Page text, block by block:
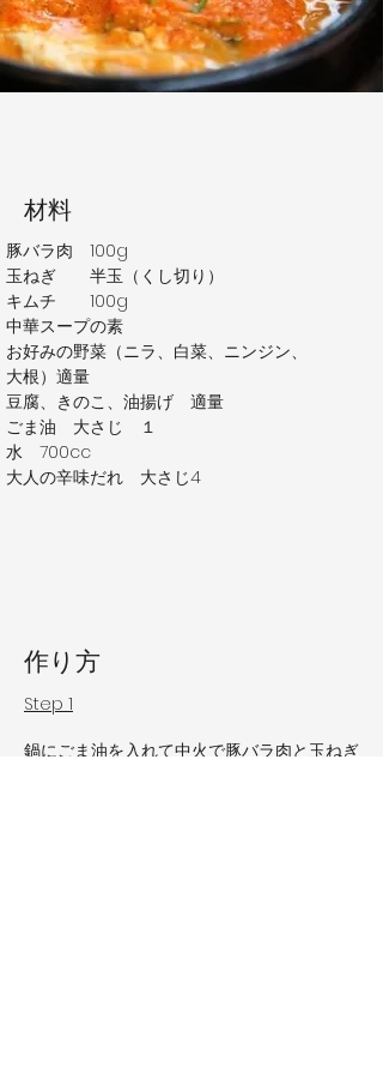
​材料
​作り方
Step 1
鍋にごま油を入れて中火で豚バラ肉と玉ねぎ
豚バラ肉　100g
玉ねぎ　　半玉（くし切り）
キムチ　　100g
中華スープの素
お好みの野菜（ニラ、白菜、ニンジン、
根）適量
豆腐、きのこ、油揚げ　適量
ごま油　大さじ　１
水　700cc
大人の辛味だれ　大さじ4